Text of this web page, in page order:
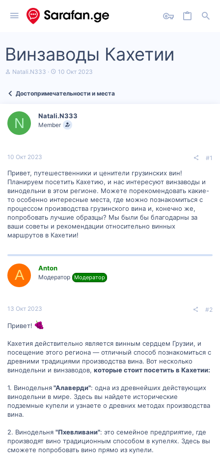
Винзаводы Кахетии
А
т
м
ы
Natali.N333
Д
а
ч
а
10 Окт 2023
Достопримечательности и места
N Natali.N333
Member
10 Окт 2023 #1
Привет, путешественники и ценители грузинских вин!
Планируем посетить Кахетию, и нас интересуют винзаводы и
винодельни в этом регионе. Можете порекомендовать какие-
то особенно интересные места, где можно познакомиться с
процессом производства грузинского вина и, конечно же,
попробовать лучшие образцы? Мы были бы благодарны за
ваши советы и рекомендации относительно винных
маршрутов в Кахетии!
A Anton
Модератор Модератор
13 Окт 2023 #2
Привет!
Кахетия действительно является винным сердцем Грузии, и
посещение этого региона — отличный способ познакомиться с
древними традициями производства вина. Вот несколько
винодельни и винзаводов, которые стоит посетить в Кахетии:
1. Винодельня"Алаверди": одна из древнейших действующих
винодельни в мире. Здесь вы найдете исторические
подземные купели и узнаете о древних методах производства
вина.
2. Винодельня "Пхевливани": это семейное предприятие, где
производят вино традиционным способом в купелях. Здесь вы
сможете попробовать вино прямо из купели.